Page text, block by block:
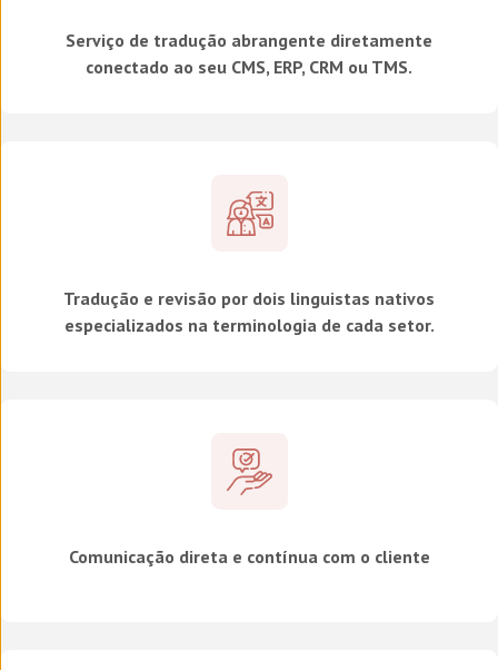
Serviço de tradução abrangente diretamente
conectado ao seu CMS, ERP, CRM ou TMS.
Tradução e revisão por dois linguistas nativos
especializados na terminologia de cada setor.
Comunicação direta e contínua com o cliente